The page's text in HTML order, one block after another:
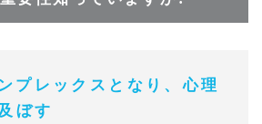
プレックスとなり、心理
ぼす